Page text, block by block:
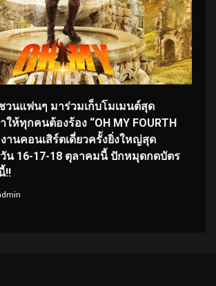
ชวนแฟนๆ มาร่วมเก็บโมเมนต์สุด
ให้ทุกคนต้องร้อง “OH MY FOURTH
งานคอนเสิร์ตเดี่ยวครั้งยิ่งใหญ่สุด
น 16-17-18 ตุลาคมนี้ ปักหมุดกดบัตร
!!